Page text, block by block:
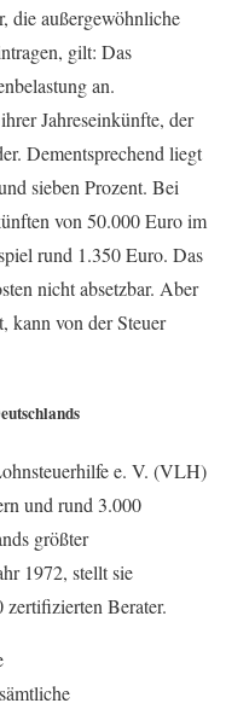
die außergewöhnliche
gilt: Das
an.
Jahreseinkünfte, der
Dementsprechend liegt
sieben Prozent. Bei
von 50.000 Euro im
rund 1.350 Euro. Das
nicht absetzbar. Aber
kann von der Steuer
e. V. (VLH)
und rund 3.000
größter
1972, stellt sie
Berater.